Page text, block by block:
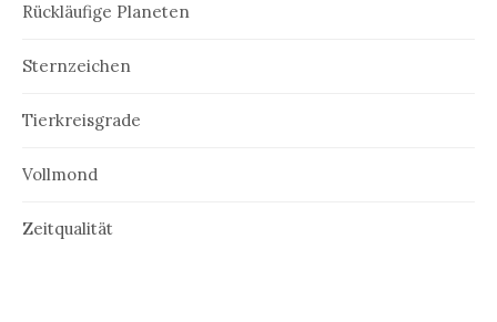
Rückläufige Planeten
Sternzeichen
Tierkreisgrade
Vollmond
Zeitqualität